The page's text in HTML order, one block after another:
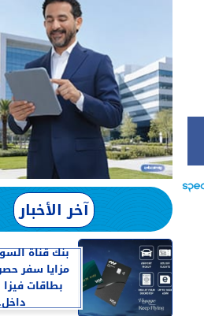
آخر الأخبار
بنك قناة
مزايا سفر
بطاقات فيزا